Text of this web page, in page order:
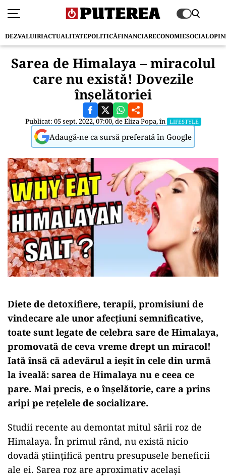
DEZVALUIRIACTUALITATEPOLITICĂFINANCIARECONOMIESOCIAL
Sarea de Himalaya – miracolul
care nu există! Dovezile
înșelătoriei
Publicat: 05 sept. 2022, 07:00, deEliza Popa, în LIFESTYLE
Adaugă-ne ca sursă preferată în Google
Diete de detoxifiere, terapii, promisiuni de
vindecare ale unor afecțiuni semnificative,
toate sunt legate de celebra sare de Himalaya,
promovată de ceva vreme drept un miracol!
Iată însă că adevărul a ieșit în cele din urmă
la iveală: sarea de Himalaya nu e ceea ce
pare. Mai precis, e o înșelătorie, care a prins
aripi pe rețelele de socializare.
Studii recente au demontat mitul sării roz de
Himalaya. În primul rând, nu există nicio
dovadă științifică pentru presupusele beneficii
ale ei. Sarea roz are aproximativ același